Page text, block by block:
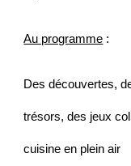
Au programme :
Des découvertes,
trésors, des jeux
cuisine en plein air